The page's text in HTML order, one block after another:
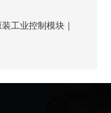
工业控制模块｜